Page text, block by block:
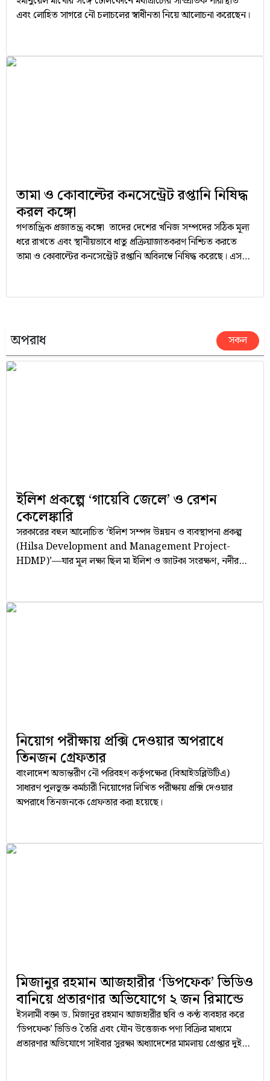
এবং লোহিত সাগরে নৌ চলাচলের স্বাধীনতা নিয়ে আলোচনা করেছেন।
তামা ও কোবাল্টের কনসেন্ট্রেট রপ্তানি নিষিদ্ধ
করল কঙ্গো
গণতান্ত্রিক প্রজাতন্ত্র কঙ্গো তাদের দেশের খনিজ সম্পদের সঠিক মূল্য
ধরে রাখতে এবং স্থানীয়ভাবে ধাতু প্রক্রিয়াজাতকরণ নিশ্চিত করতে
তামা ও কোবাল্টের কনসেন্ট্রেট রপ্তানি অবিলম্বে নিষিদ্ধ করেছে। এসব
সিদ্ধান্তটি নেওয়া হয়েছে।
অপরাধ সকল
ইলিশ প্রকল্পে ‘গায়েবি জেলে’ ও রেশন
কেলেঙ্কারি
সরকারের বহুল আলোচিত ‘ইলিশ সম্পদ উন্নয়ন ও ব্যবস্থাপনা প্রকল্প
(Hilsa Development and Management Project-
HDMP)’—যার মূল লক্ষ্য ছিল মা ইলিশ ও জাটকা সংরক্ষণ, নদীর
অভিযোগে প্রশ্নবিদ্ধ।
নিয়োগ পরীক্ষায় প্রক্সি দেওয়ার অপরাধে
তিনজন গ্রেফতার
বাংলাদেশ অভ্যন্তরীণ নৌ পরিবহণ কর্তৃপক্ষের (বিআইডব্লিউটিএ)
সাধারণ পুলভুক্ত কর্মচারী নিয়োগের লিখিত পরীক্ষায় প্রক্সি দেওয়ার
অপরাধে তিনজনকে গ্রেফতার করা হয়েছে।
মিজানুর রহমান আজহারীর ‘ডিপফেক’ ভিডিও
বানিয়ে প্রতারণার অভিযোগে ২ জন রিমান্ডে
ইসলামী বক্তা ড. মিজানুর রহমান আজহারীর ছবি ও কণ্ঠ ব্যবহার করে
‘ডিপফেক’ ভিডিও তৈরি এবং যৌন উত্তেজক পণ্য বিক্রির মাধ্যমে
প্রতারণার অভিযোগে সাইবার সুরক্ষা অধ্যাদেশের মামলায় গ্রেপ্তার দুই